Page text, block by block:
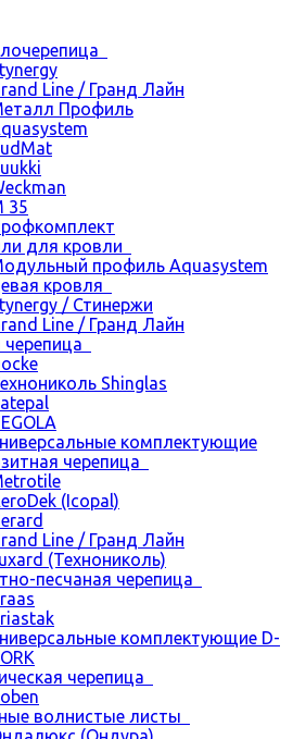
Line / Гранд Лайн
Профиль
35
для кровли
профиль Aquasystem
кровля
/ Стинержи
Line / Гранд Лайн
черепица
Shinglas
комплектующие
черепица
(Icopal)
Line / Гранд Лайн
(Технониколь)
песчаная черепица
комплектующие D-
черепица
волнистые листы